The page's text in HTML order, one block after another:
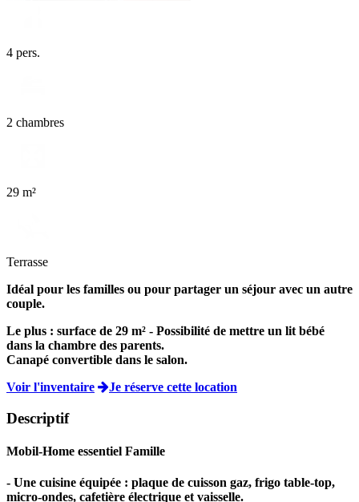
4 pers.
2 chambres
29 m²
Terrasse
Idéal pour les familles ou pour partager un séjour avec un autre
couple.
Le plus : surface de 29 m² - Possibilité de mettre un lit bébé
dans la chambre des parents.
Canapé convertible dans le salon.
Voir l'inventaire
Je réserve cette location
Descriptif
Mobil-Home essentiel Famille
- Une cuisine équipée : plaque de cuisson gaz, frigo table-top,
micro-ondes, cafetière électrique et vaisselle.